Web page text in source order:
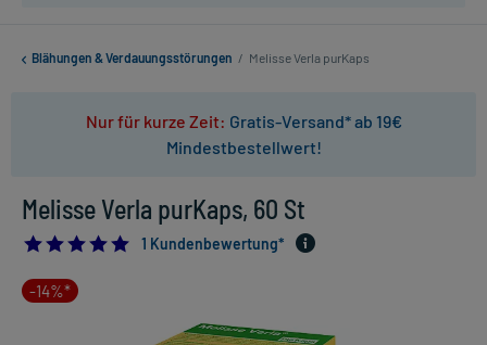
Blähungen & Verdauungsstörungen / Melisse Verla purKaps
Nur für kurze Zeit: Gratis-Versand* ab 19€
Mindestbestellwert!
Melisse Verla purKaps, 60 St
5.01 Kundenbewertung*
-14%*